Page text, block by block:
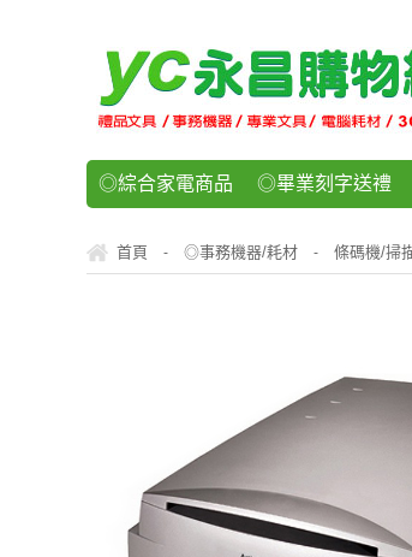
◎綜合家電商品 ◎畢業刻字送禮
◎運動/休閒/樂器 ◎客製化禮贈品
首頁 - ◎事務機器/耗材 - 條碼機/掃